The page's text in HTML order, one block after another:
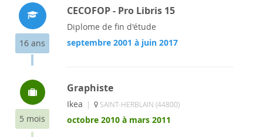
16 ans
CECOFOP - Pro Libris 15
Diplome de fin d'étude
septembre 2001 à juin 2017
5 mois
Graphiste
Ikea | SAINT-HERBLAIN (44800)
octobre 2010 à mars 2011